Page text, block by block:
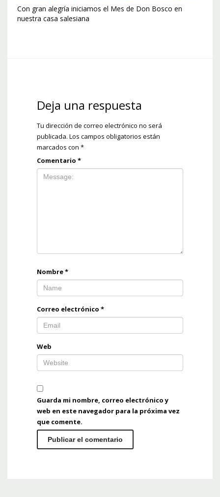
Con gran alegría iniciamos el Mes de Don Bosco en
nuestra casa salesiana
Deja una respuesta
Tu dirección de correo electrónico no será
publicada. Los campos obligatorios están
marcados con *
Comentario *
Nombre*
Correo electrónico *
Web
Guarda mi nombre, correo electrónico y
web en este navegador para la próxima vez
que comente.